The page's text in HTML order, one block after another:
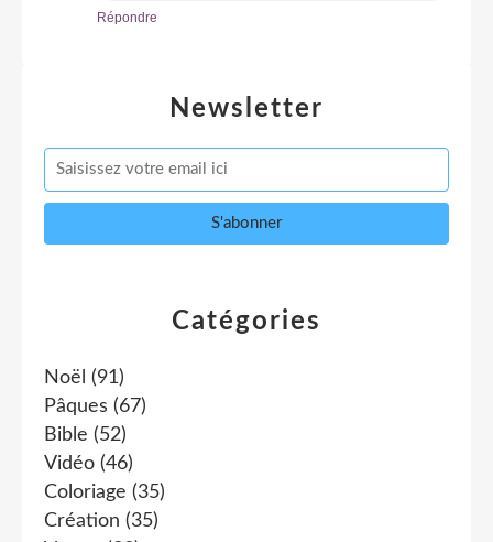
Répondre
Newsletter
Catégories
Noël (91)
Pâques (67)
Bible (52)
Vidéo (46)
Coloriage (35)
Création (35)